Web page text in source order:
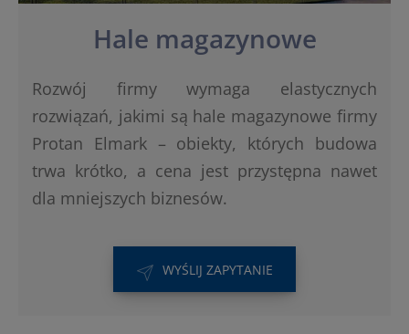
Hale magazynowe
Rozwój firmy wymaga elastycznych
rozwiązań, jakimi są hale magazynowe firmy
Protan Elmark – obiekty, których budowa
trwa krótko, a cena jest przystępna nawet
dla mniejszych biznesów.
WYŚLIJ ZAPYTANIE